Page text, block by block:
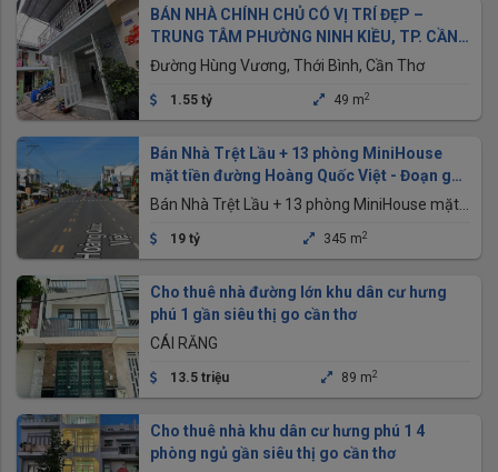
BÁN NHÀ CHÍNH CHỦ CÓ VỊ TRÍ ĐẸP –
TRUNG TÂM PHƯỜNG NINH KIỀU, TP. CẦN
THƠ
Đường Hùng Vương, Thới Bình, Cần Thơ
1.55 tỷ 49 m2
Bán Nhà Trệt Lầu + 13 phòng MiniHouse
mặt tiền đường Hoàng Quốc Việt - Đoạn gần
bánh xèo 7 Tới
Bán Nhà Trệt Lầu + 13 phòng MiniHouse mặt
xèo 7 Tới, Chợ An Bình, Cần Thơ
19 tỷ 345 m2
Cho thuê nhà đường lớn khu dân cư hưng
phú 1 gần siêu thị go cần thơ
CÁI RĂNG
13.5 triệu 89 m2
Cho thuê nhà khu dân cư hưng phú 1 4
phòng ngủ gần siêu thị go cần thơ